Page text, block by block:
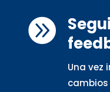

Una vez
cambios